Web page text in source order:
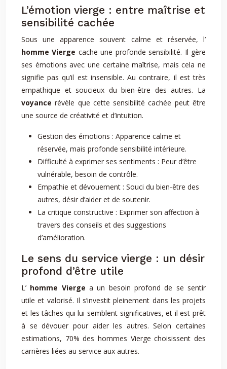
L’émotion vierge : entre maîtrise et
sensibilité cachée
Sous une apparence souvent calme et réservée, l’
homme Vierge cache une profonde sensibilité. Il gère
ses émotions avec une certaine maîtrise, mais cela ne
signifie pas qu’il est insensible. Au contraire, il est très
empathique et soucieux du bien-être des autres. La
voyancerévèle que cette sensibilité cachée peut être
une source de créativité et d’intuition.
Gestion des émotions : Apparence calme et
réservée, mais profonde sensibilité intérieure.
Difficulté à exprimer ses sentiments : Peur d’être
vulnérable, besoin de contrôle.
Empathie et dévouement : Souci du bien-être des
autres, désir d’aider et de soutenir.
La critique constructive : Exprimer son affection à
travers des conseils et des suggestions
d’amélioration.
Le sens du service vierge : un désir
profond d’être utile
L’ homme Viergea un besoin profond de se sentir
utile et valorisé. Il s’investit pleinement dans les projets
et les tâches qui lui semblent significatives, et il est prêt
à se dévouer pour aider les autres. Selon certaines
estimations, 70% des hommes Vierge choisissent des
carrières liées au service aux autres.